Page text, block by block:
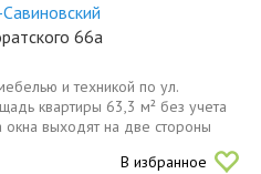
66а
и техникой по ул.
квартиры 63,3 м² без учета
выходят на две стороны
проветривается, а из окон
В избранное